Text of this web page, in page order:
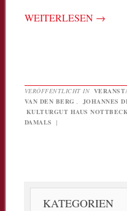
WEITERLESEN →
VERÖFFENTLICHT IN
VAN DEN BERG , JOHANNES
KULTURGUT HAUS
DAMALS
|
KATEGORIEN